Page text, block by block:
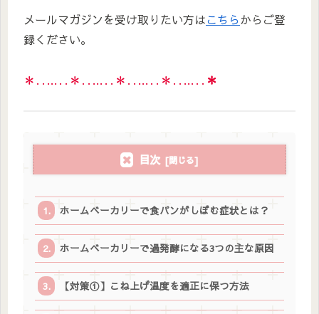
メールマガジンを受け取りたい方はこちら からご登
録ください。
＊‥…‥＊‥…‥＊‥…‥＊‥…‥ ＊
目次
ホームベーカリーで食パンがしぼむ症状とは？
ホームベーカリーで過発酵になる3つの主な原因
【対策①】こね上げ温度を適正に保つ方法